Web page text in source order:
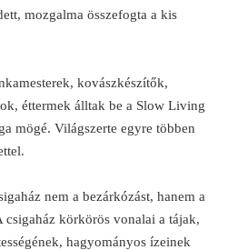
mozgalma összefogta a kis
kovászkészítők,
éttermek álltak be a Slow Living
mögé. Világszerte egyre többen
nem a bezárkózást, hanem a
csigaház körkörös vonalai a tájak,
hagyományos ízeinek